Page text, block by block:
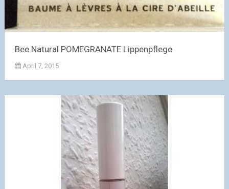
Bee Natural POMEGRANATE Lippenpflege
April 7, 2015